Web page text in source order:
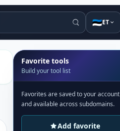
🇪🇪ET
Favorite tools
Build your tool list
Favorites are saved to your account
and available across subdomains.
Add favorite